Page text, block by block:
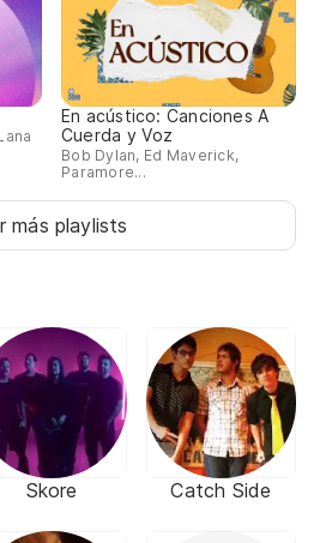
En acústico: Canciones A
Cuerda y Voz
Bob Dylan, Ed Maverick,
Paramore...
más playlists
Skore Catch Side